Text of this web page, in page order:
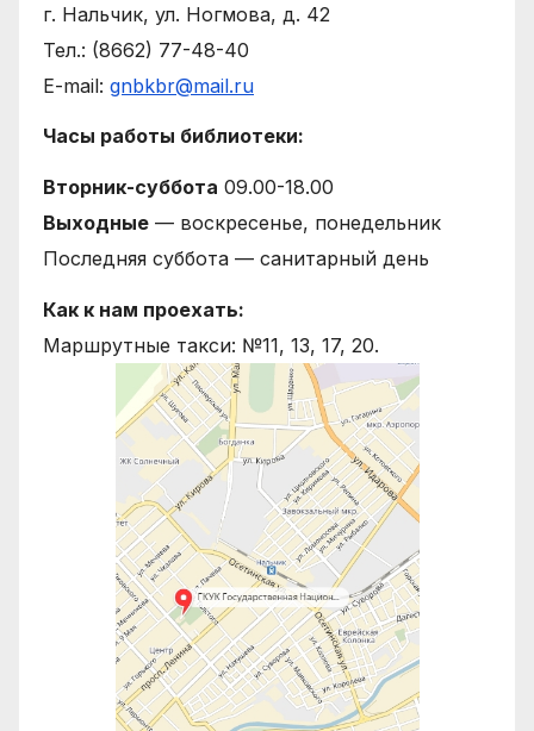
г. Нальчик, ул. Ногмова, д. 42
Тел.: (8662) 77-48-40
E-mail: gnbkbr@mail.ru
Часы работы библиотеки:
Вторник-суббота 09.00-18.00
Выходные — воскресенье, понедельник
Последняя суббота — санитарный день
Как к нам проехать:
Маршрутные такси: №11, 13, 17, 20.